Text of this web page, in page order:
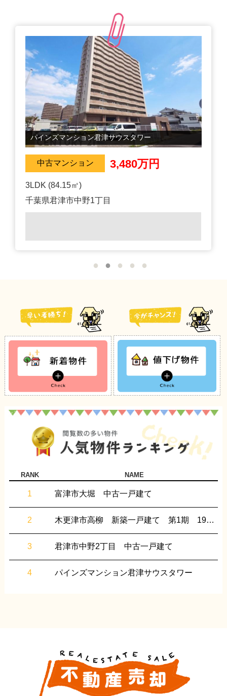
パインズマンション君津サウスタワー
中古マンション 3,480万円
3LDK (84.15㎡)
千葉県君津市中野1丁目
RANK NAME
富津市大堀 中古一戸建て
木更津市高柳 新築一戸建て 第1期 19号棟
君津市中野2丁目 中古一戸建て
パインズマンション君津サウスタワー
君津市人見 新築一戸建て 01期 3号棟